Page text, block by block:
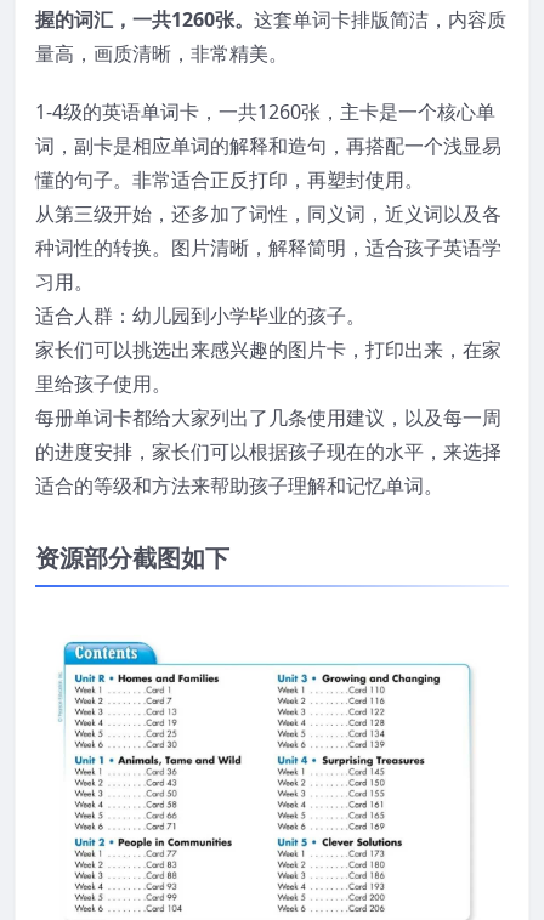
握的词汇，一共1260张。 这套单词卡排版简洁，内容质
量高，画质清晰，非常精美。
1-4级的英语单词卡，一共1260张，主卡是一个核心单
词，副卡是相应单词的解释和造句，再搭配一个浅显易
懂的句子。非常适合正反打印，再塑封使用。
从第三级开始，还多加了词性，同义词，近义词以及各
种词性的转换。图片清晰，解释简明，适合孩子英语学
习用。
适合人群：幼儿园到小学毕业的孩子。
家长们可以挑选出来感兴趣的图片卡，打印出来，在家
里给孩子使用。
每册单词卡都给大家列出了几条使用建议，以及每一周
的进度安排，家长们可以根据孩子现在的水平，来选择
适合的等级和方法来帮助孩子理解和记忆单词。
资源部分截图如下